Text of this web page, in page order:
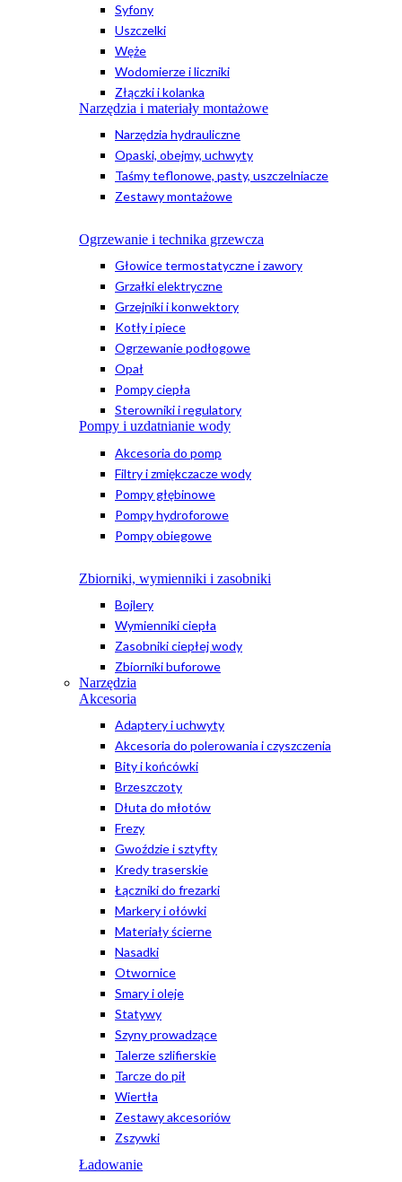
Syfony
Uszczelki
Węże
Wodomierze i liczniki
Złączki i kolanka
Narzędzia i materiały montażowe
Narzędzia hydrauliczne
Opaski, obejmy, uchwyty
Taśmy teflonowe, pasty, uszczelniacze
Zestawy montażowe
Ogrzewanie i technika grzewcza
Głowice termostatyczne i zawory
Grzałki elektryczne
Grzejniki i konwektory
Kotły i piece
Ogrzewanie podłogowe
Opał
Pompy ciepła
Sterowniki i regulatory
Pompy i uzdatnianie wody
Akcesoria do pomp
Filtry i zmiękczacze wody
Pompy głębinowe
Pompy hydroforowe
Pompy obiegowe
Zbiorniki, wymienniki i zasobniki
Bojlery
Wymienniki ciepła
Zasobniki ciepłej wody
Zbiorniki buforowe
Narzędzia
Akcesoria
Adaptery i uchwyty
Akcesoria do polerowania i czyszczenia
Bity i końcówki
Brzeszczoty
Dłuta do młotów
Frezy
Gwoździe i sztyfty
Kredy traserskie
Łączniki do frezarki
Markery i ołówki
Materiały ścierne
Nasadki
Otwornice
Smary i oleje
Statywy
Szyny prowadzące
Talerze szlifierskie
Tarcze do pił
Wiertła
Zestawy akcesoriów
Zszywki
Ładowanie